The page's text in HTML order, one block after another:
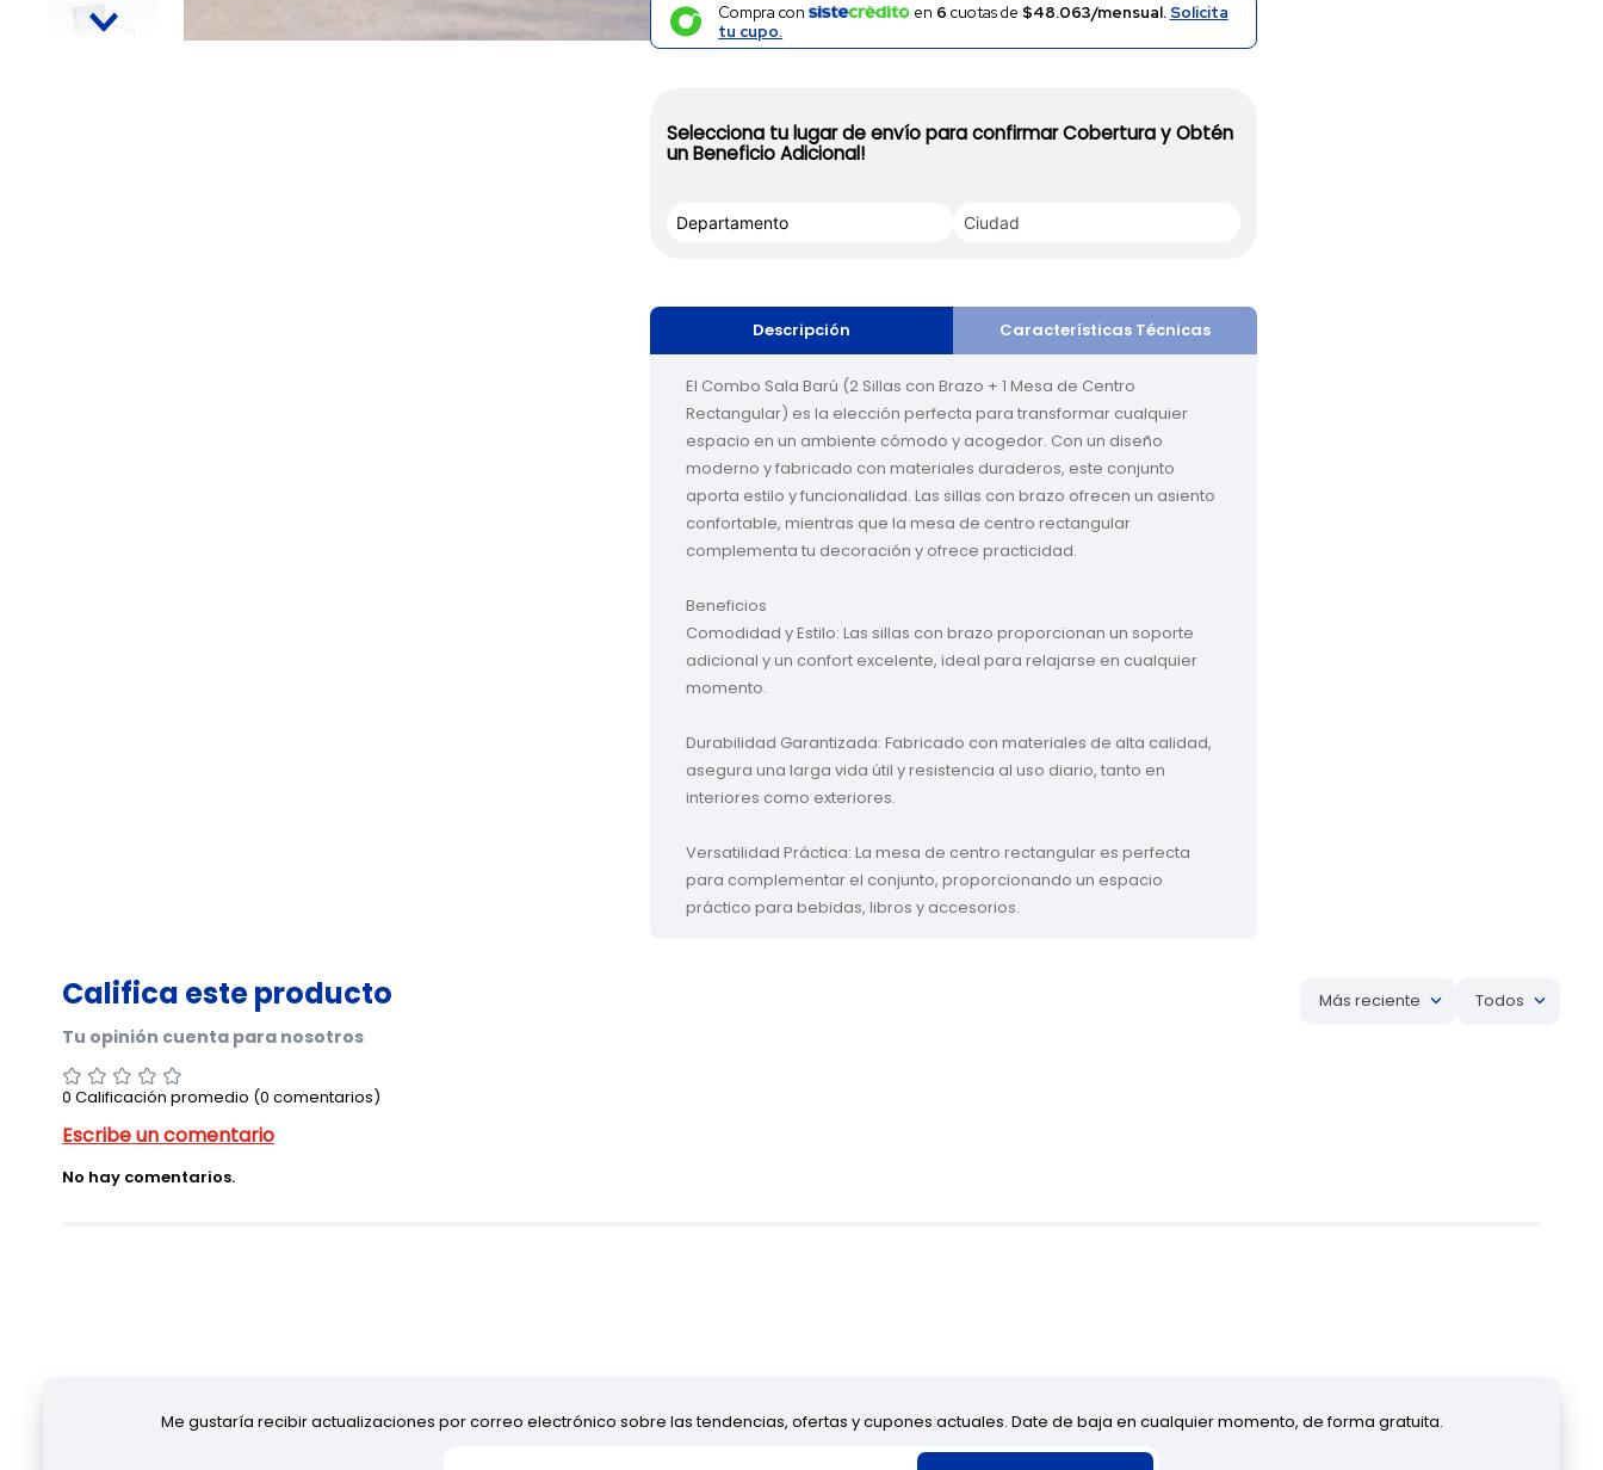
Compra con en 6 cuotas de $48.063/mensual.Solicita
tu cupo.
Selecciona tu lugar de envío para confirmar Cobertura y Obtén
un Beneficio Adicional!
Descripción Características Técnicas
El Combo Sala Barú (2 Sillas con Brazo + 1 Mesa de Centro
Rectangular) es la elección perfecta para transformar cualquier
espacio en un ambiente cómodo y acogedor. Con un diseño
moderno y fabricado con materiales duraderos, este conjunto
aporta estilo y funcionalidad. Las sillas con brazo ofrecen un asiento
confortable, mientras que la mesa de centro rectangular
complementa tu decoración y ofrece practicidad.
Beneficios
Comodidad y Estilo: Las sillas con brazo proporcionan un soporte
adicional y un confort excelente, ideal para relajarse en cualquier
momento.
Durabilidad Garantizada: Fabricado con materiales de alta calidad,
asegura una larga vida útil y resistencia al uso diario, tanto en
interiores como exteriores.
Versatilidad Práctica: La mesa de centro rectangular es perfecta
para complementar el conjunto, proporcionando un espacio
práctico para bebidas, libros y accesorios.
0 Calificación promedio (0 comentarios)
Más reciente Todos
No hay comentarios.
Me gustaría recibir actualizaciones por correo electrónico sobre las tendencias, ofertas y cupones actuales. Date de baja en cualquier momento, de forma gratuita.